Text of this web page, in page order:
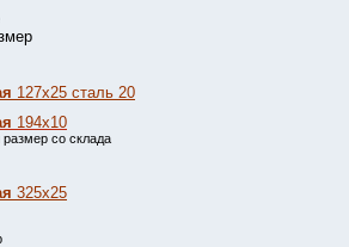
127х25 сталь 20
194х10
со склада
325х25